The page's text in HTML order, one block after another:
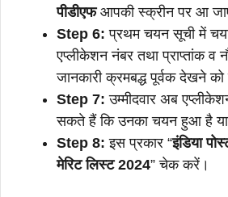
पीडीएफआपकी स्क्रीन पर आ
Step 6: प्रथम चयन सूची में
एप्लीकेशन नंबर तथा प्राप्तांक व
जानकारी क्रमबद्ध पूर्वक देखने को
Step 7: उम्मीदवार अब
सकते हैं कि उनका चयन हुआ है या
Step 8:इस प्रकार “इंडिया
मेरिट लिस्ट 2024” चेक करें।